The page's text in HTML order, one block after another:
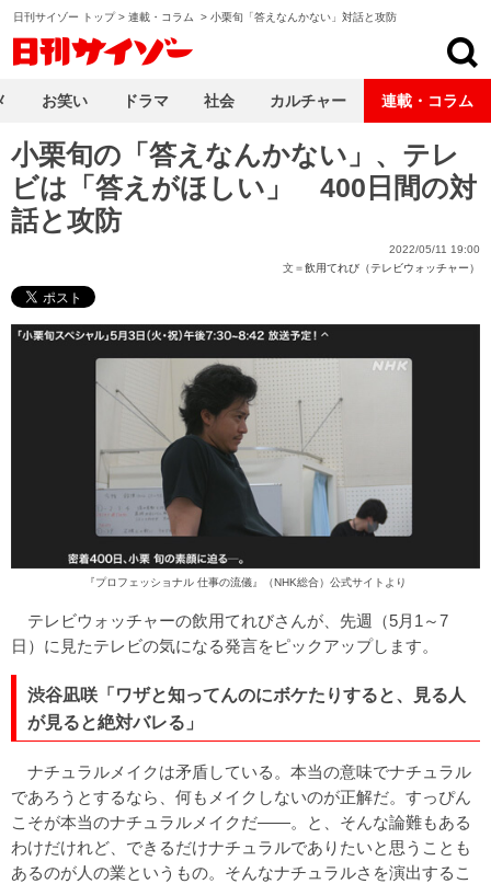
日刊サイゾー トップ> 連載・コラム > 小栗旬「答えなんかない」対話と攻防
小栗旬の「答えなんかない」、テレ
ビは「答えがほしい」 400日間の対
話と攻防
2022/05/11 19:00
文＝飲用てれび（テレビウォッチャー）
『プロフェッショナル 仕事の流儀』（NHK総合） 公式サイト より
テレビウォッチャーの飲用てれびさんが、先週（5月1～7
日）に見たテレビの気になる発言をピックアップします。
渋谷凪咲「ワザと知ってんのにボケたりすると、見る人
が見ると絶対バレる」
ナチュラルメイクは矛盾している。本当の意味でナチュラル
であろうとするなら、何もメイクしないのが正解だ。すっぴん
こそが本当のナチュラルメイクだ――。と、そんな論難もある
わけだけれど、できるだけナチュラルでありたいと思うことも
あるのが人の業というもの。そんなナチュラルさを演出するこ
お笑い ドラマ 社会 カルチャー 連載・コラム